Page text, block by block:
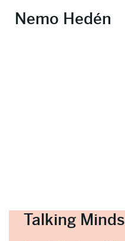
Nemo Hedén
Talking Minds